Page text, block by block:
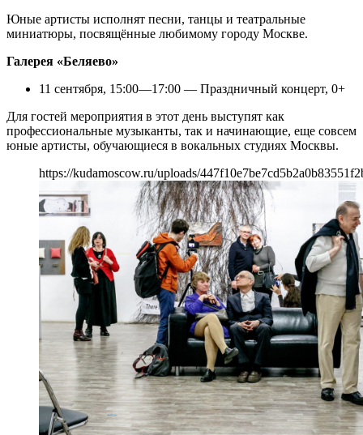
Юные артисты исполнят песни, танцы и театральные
миниатюры, посвящённые любимому городу Москве.
Галерея «Беляево»
11 сентября, 15:00—17:00 — Праздничный концерт, 0+
Для гостей мероприятия в этот день выступят как
профессиональные музыканты, так и начинающие, еще совсем
юные артисты, обучающиеся в вокальных студиях Москвы.
https://kudamoscow.ru/uploads/